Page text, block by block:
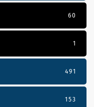
60
1
491
153